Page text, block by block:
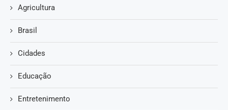
Agricultura
Brasil
Cidades
Educação
Entretenimento